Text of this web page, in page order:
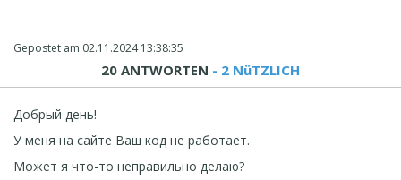
Gepostet am 02.11.2024 13:38:35
20 ANTWORTEN - 2 NüTZLICH
Добрый день!
У меня на сайте Ваш код не работает.
Может я что-то неправильно делаю?